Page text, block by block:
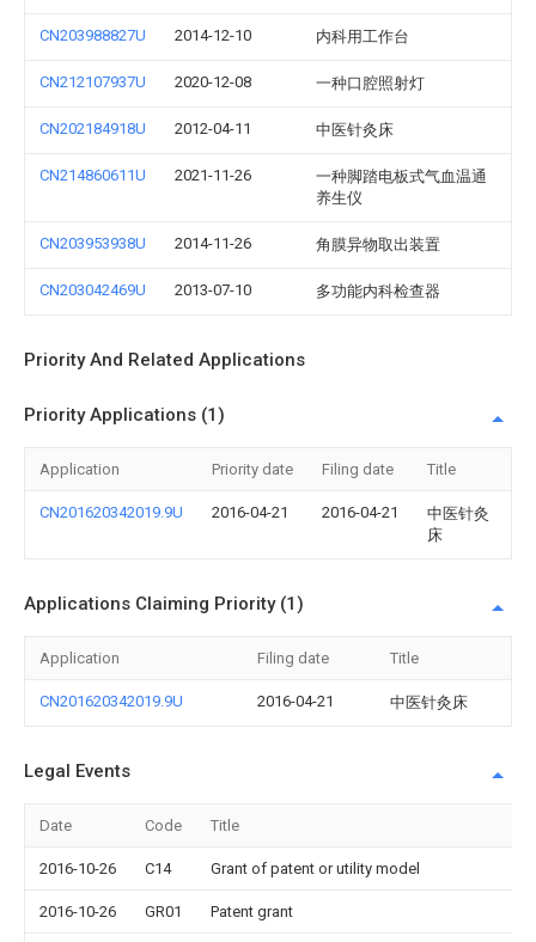
CN203988827U 2014-12-10 内科用工作台
CN212107937U 2020-12-08 一种口腔照射灯
CN202184918U 2012-04-11 中医针灸床
CN214860611U 2021-11-26
一种脚踏电板式气血温通
养生仪
CN203953938U 2014-11-26 角膜异物取出装置
CN203042469U 2013-07-10 多功能内科检查器
Priority And Related Applications
Priority Applications (1)
Application Priority date Filing date Title
CN201620342019.9U 2016-04-21 2016-04-21
中医针灸
床
Applications Claiming Priority (1)
Application Filing date Title
CN201620342019.9U 2016-04-21 中医针灸床
Legal Events
Date Code Title
2016-10-26 C14 Grant of patent or utility model
2016-10-26 GR01 Patent grant